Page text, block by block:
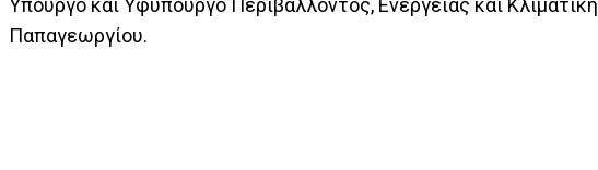
Υπουργό και Υφυπουργό Περιβάλλοντος, Ενέργειας και
Παπαγεωργίου.